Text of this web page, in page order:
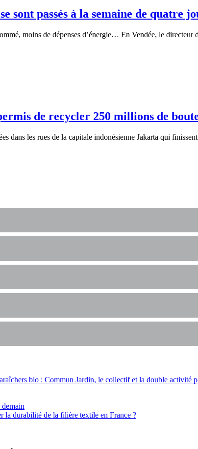
sont passés à la semaine de quatre
moins de dépenses d’énergie… En Vendée, le
de recycler 250 millions de
dans les rues de la capitale indonésienne Jakarta qui
bio : Commun Jardin, le collectif et la double activité
la durabilité de la filière textile en France ?